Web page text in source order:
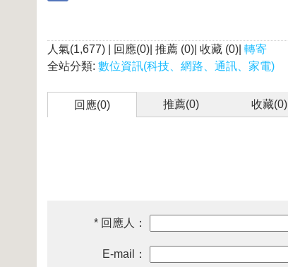
人氣(1,677) | 回應(0)| 推薦 (0)| 收藏 (0)| 轉寄
全站分類: 數位資訊(科技、網路、通訊、家電)
回應(0) 推薦(0) 收藏(0)
* 回應人：
E-mail：